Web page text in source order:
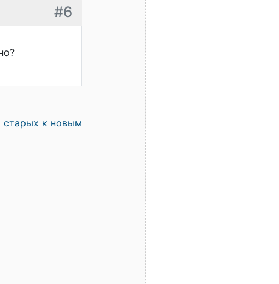
#6
старых к новым